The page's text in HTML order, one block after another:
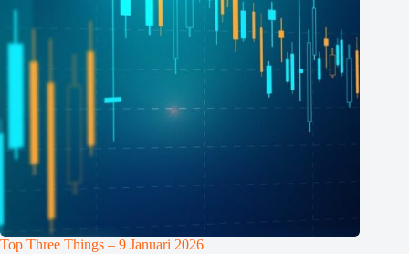
Top Three Things – 9 Januari 2026